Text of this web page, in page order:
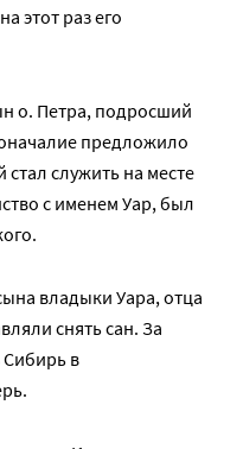
этот раз его
о. Петра, подросший
предложило
служить на месте
с именем Уар, был
владыки Уара, отца
снять сан. За
Сибирь в